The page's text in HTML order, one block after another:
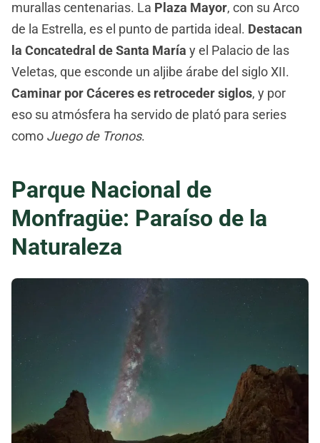
murallas centenarias. La Plaza Mayor, con su Arco
de la Estrella, es el punto de partida ideal. Destacan
la Concatedral de Santa María y el Palacio de las
Veletas, que esconde un aljibe árabe del siglo XII.
Caminar por Cáceres es retroceder siglos, y por
eso su atmósfera ha servido de plató para series
como Juego de Tronos.
Parque Nacional de
Monfragüe: Paraíso de la
Naturaleza